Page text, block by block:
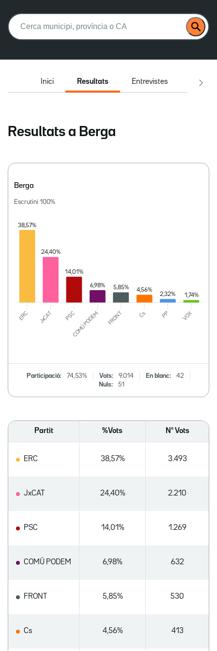
Buscar:
Inici Resultats Entrevistes El
Resultats a Berga
Berga
Escrutini 100%
Participació: 74,53% Vots: 9.014 En blanc:
42
Nuls:
51
Partit %Vots Nº Vots
ERC 38,57% 3.493
JxCAT 24,40% 2.210
PSC 14,01% 1.269
COMÚ PODEM 6,98% 632
FRONT 5,85% 530
Cs 4,56% 413